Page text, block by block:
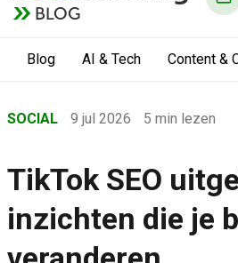
BLOG
Blog AI & Tech Content &
›
Social
SOCIAL 9 jul 2026 5 min lezen
TikTok SEO
inzichten die je